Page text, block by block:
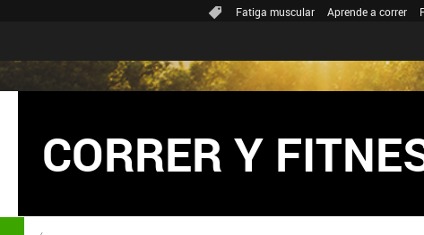
Fatiga muscular Aprende a correr
CORRER Y